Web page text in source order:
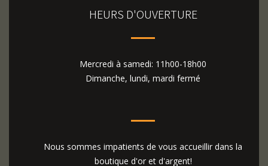
HEURS D'OUVERTURE
Mercredi à samedi: 11h00-18h00
Dimanche, lundi, mardi fermé
Nous sommes impatients de vous accueillir dans la
boutique d'or et d'argent!